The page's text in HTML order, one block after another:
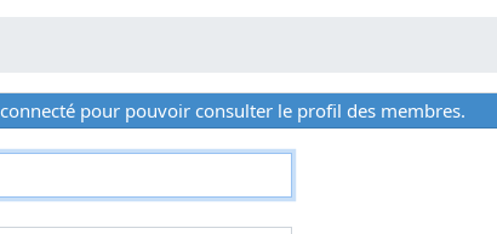
pour pouvoir consulter le profil des membres.